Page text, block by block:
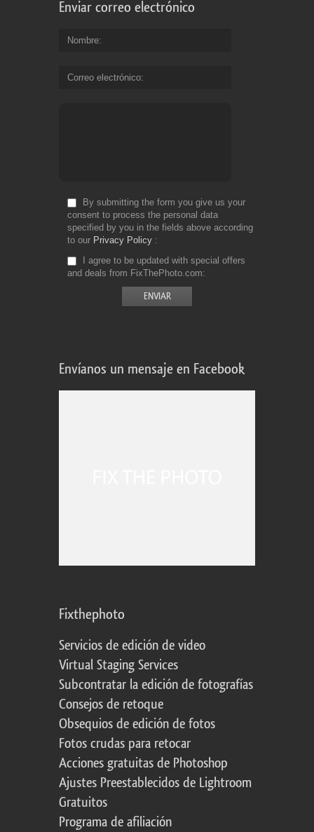
Enviar correo electrónico
Nombre
Correo electrónico
By submitting the form you give us your
consent to process the personal data
specified by you in the fields above according
to our Privacy Policy
I agree to be updated with special offers
and deals from FixThePhoto.com
Envíanos un mensaje en Facebook
Fixthephoto
Servicios de edición de video
Virtual Staging Services
Subcontratar la edición de fotografías
Consejos de retoque
Obsequios de edición de fotos
Fotos crudas para retocar
Acciones gratuitas de Photoshop
Ajustes Preestablecidos de Lightroom
Gratuitos
Programa de afiliación